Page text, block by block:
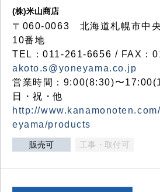
(株)米山商店
〒060-0063 北海道札幌市中央
10番地
TEL：011-261-6656 / FAX：
akoto.s@yoneyama.co.jp
営業時間：9:00(8:30)〜
日・祝・他
http://
eyama/products
販売可 工事・取付可